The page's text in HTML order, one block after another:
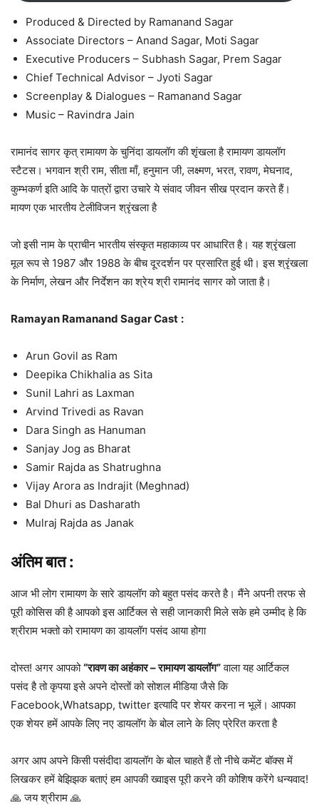
Produced & Directed by Ramanand Sagar
Associate Directors – Anand Sagar, Moti Sagar
Executive Producers – Subhash Sagar, Prem Sagar
Chief Technical Advisor – Jyoti Sagar
Screenplay & Dialogues – Ramanand Sagar
Music – Ravindra Jain
रामानंद सागर कृत् रामायण के चुनिंदा डायलॉग की शृंखला है रामायण डायलॉग
स्टैटस। भगवान श्री राम, सीता माँ, हनुमान जी, लक्ष्मण, भरत, रावण, मेघनाद,
कुम्भकर्ण इति आदि के पात्रों द्वारा उचारे ये संवाद जीवन सीख प्रदान करते हैं।
मायण एक भारतीय टेलीविजन श्रृंखला है
जो इसी नाम के प्राचीन भारतीय संस्कृत महाकाव्य पर आधारित है। यह श्रृंखला
मूल रूप से 1987 और 1988 के बीच दूरदर्शन पर प्रसारित हुई थी। इस श्रृंखला
के निर्माण, लेखन और निर्देशन का श्रेय श्री रामानंद सागर को जाता है।
Ramayan Ramanand Sagar Cast :
Arun Govil as Ram
Deepika Chikhalia as Sita
Sunil Lahri as Laxman
Arvind Trivedi as Ravan
Dara Singh as Hanuman
Sanjay Jog as Bharat
Samir Rajda as Shatrughna
Vijay Arora as Indrajit (Meghnad)
Bal Dhuri as Dasharath
Mulraj Rajda as Janak
अंतिम बात :
आज भी लोग रामायण के सारे डायलॉग को बहुत पसंद करते है। मैंने अपनी तरफ से
पूरी कोसिस की है आपको इस आर्टिक्ल से सही जानकारी मिले सके हमे उम्मीद हे कि
श्रीराम भक्तो को रामायण का डायलॉग पसंद आया होगा
दोस्त! अगर आपको“रावण का अहंकार – रामायण डायलॉग”वाला यह आर्टिकल
पसंद है तो कृपया इसे अपने दोस्तों को सोशल मीडिया जैसे कि
Facebook,Whatsapp, twitter इत्यादि पर शेयर करना न भूलें। आपका
एक शेयर हमें आपके लिए नए डायलॉग के बोल लाने के लिए प्रेरित करता है
अगर आप अपने किसी पसंदीदा डायलॉग के बोल चाहते हैं तो नीचे कमेंट बॉक्स में
लिखकर हमें बेझिझक बताएं हम आपकी ख्वाइस पूरी करने की कोशिष करेंगे धन्यवाद!
🙏 जय श्रीराम 🙏